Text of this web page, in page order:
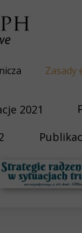
2021
Zasady